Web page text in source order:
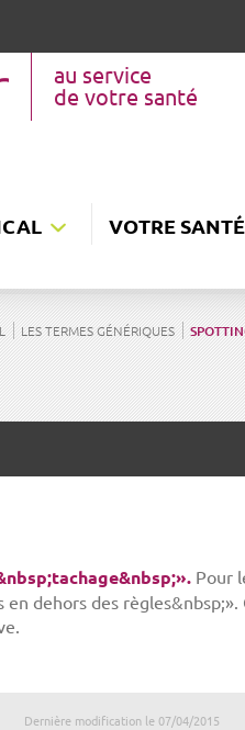
au service
de votre santé
VOTRE SANTÉ
LES TERMES GÉNÉRIQUES
Pour
dehors des
Dernière modification le 07/04/2015